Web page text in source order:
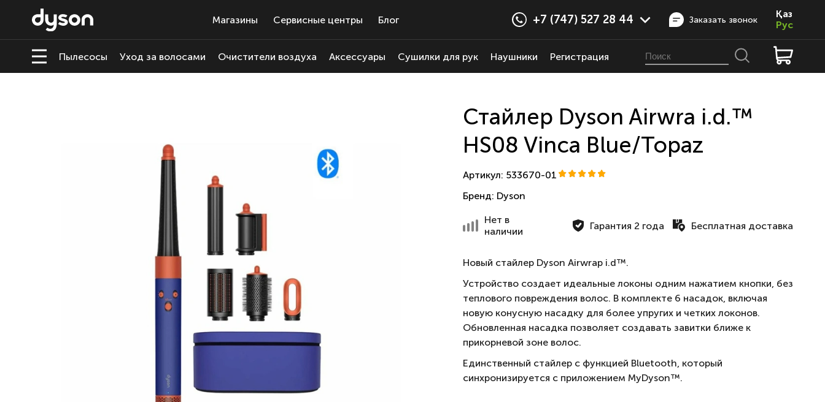
Магазины Сервисные центры Блог +7 (747) 527 28 44 Заказать звонок
Қаз
Рус
Пылесосы Уход за волосами Очистители воздуха Аксессуары Сушилки для рук Наушники Регистрация
Стайлер Dyson Airwra i.d.™
HS08 Vinca Blue/Topaz
Артикул: 533670-01
Бренд: Dyson
Нет в
наличии
Гарантия 2 года Бесплатная доставка
Новый стайлер Dyson Airwrap i.d™.
Устройство создает идеальные локоны одним нажатием кнопки, без
теплового повреждения волос. В комплекте 6 насадок, включая
новую конусную насадку для более упругих и четких локонов.
Обновленная насадка позволяет создавать завитки ближе к
прикорневой зоне волос.
Единственный стайлер с функцией Bluetooth, который
синхронизируется с приложением MyDyson™.